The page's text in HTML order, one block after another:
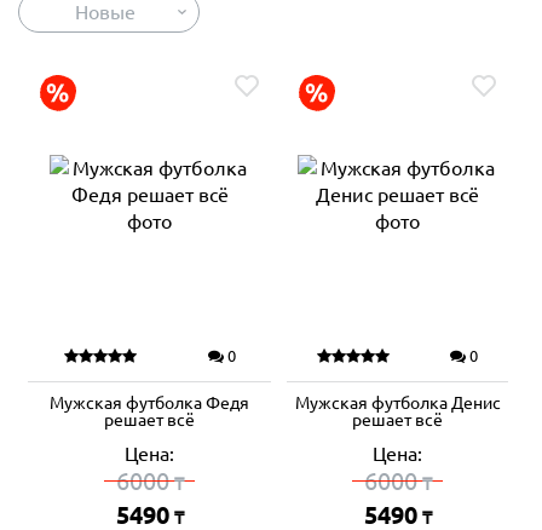
Новые
0
Мужская футболка Федя
решает всё
Цена:
6000₸
5490 ₸
0
Мужская футболка Денис
решает всё
Цена:
6000₸
5490 ₸